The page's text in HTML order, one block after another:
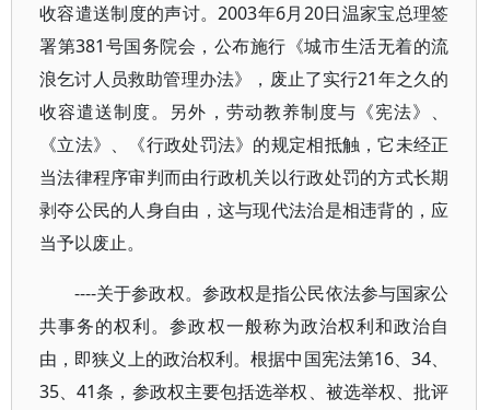
收容遣送制度的声讨。2003年6月20日温家宝总理签
署第381号国务院会，公布施行《城市生活无着的流
浪乞讨人员救助管理办法》，废止了实行21年之久的
收容遣送制度。另外，劳动教养制度与《宪法》、
《立法》、《行政处罚法》的规定相抵触，它未经正
当法律程序审判而由行政机关以行政处罚的方式长期
剥夺公民的人身自由，这与现代法治是相违背的，应
当予以废止。
----关于参政权。参政权是指公民依法参与国家公
共事务的权利。参政权一般称为政治权利和政治自
由，即狭义上的政治权利。根据中国宪法第16、34、
35、41条，参政权主要包括选举权、被选举权、批评